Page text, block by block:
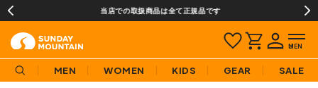
当店での取扱商品は全て正規品です
MEN WOMEN KIDS GEAR SALE